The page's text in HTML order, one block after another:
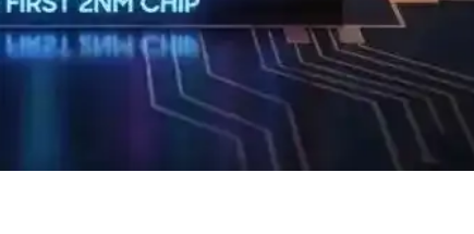
edilmiş ve uygun fiyatlı çipler ile batarya teknolojileri
Verimliliği Analizi
tüketiminde %40 daha fazla harcıyor. Ortalama güç tüketimi ve